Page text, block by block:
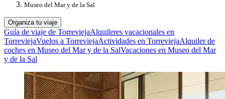
Museo del Mar y de la Sal
Organiza tu viaje
Guía de viaje de TorreviejaAlquileres vacacionales en
TorreviejaVuelos a TorreviejaActividades en TorreviejaAlquiler de
coches en Museo del Mar y de la SalVacaciones en Museo del Mar
y de la Sal